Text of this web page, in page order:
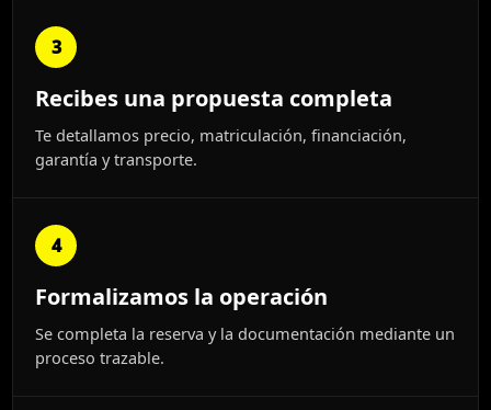
3
Recibes una propuesta completa
Te detallamos precio, matriculación, financiación,
garantía y transporte.
4
Formalizamos la operación
Se completa la reserva y la documentación mediante un
proceso trazable.